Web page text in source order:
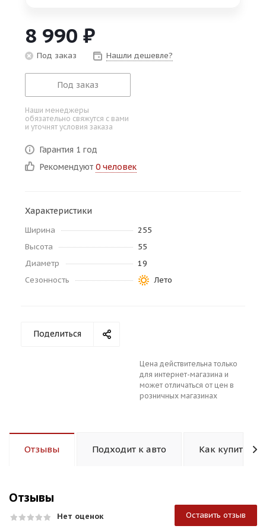
недели
Остались вопросы?
8 800 302-02-51
8 990 ₽
Под заказ Нашли дешевле?
Под заказ
Наши менеджеры
обязательно свяжутся с вами
и уточнят условия заказа
Гарантия 1 год
Рекомендуют 0 человек
Характеристики
Ширина
255
Высота
55
Диаметр
19
Сезонность
Лето
Поделиться
Цена действительна только
для интернет-магазина и
может отличаться от цен в
розничных магазинах
Отзывы Подходит к авто Как купить
Отзывы
Нет оценок Оставить отзыв